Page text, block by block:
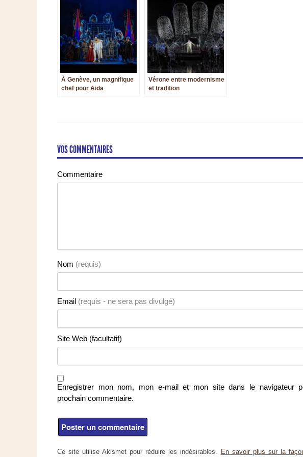
À Genève, un magnifique
chef pour Aida
Vérone entre modernisme
et tradition
VOS COMMENTAIRES
Commentaire
Nom (requis)
Email (requis - ne sera pas divulgé)
Site Web (facultatif)
Enregistrer mon nom, mon e-mail et mon site dans le navigateur
prochain commentaire.
Ce site utilise Akismet pour réduire les indésirables. En savoir plus sur la